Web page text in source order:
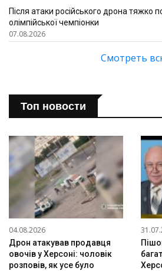
Після атаки російського дрона тяжко
олімпійської чемпіонки
07.08.2026
Смотреть
Топ новости
04.08.2026
Дрон атакував продавця
овочів у Херсоні: чоловік
розповів, як усе було